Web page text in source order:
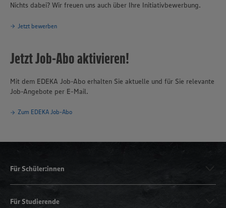
Nichts dabei? Wir freuen uns auch über Ihre Initiativbewerbung.
Jetzt bewerben
Jetzt Job-Abo aktivieren!
Mit dem EDEKA Job-Abo erhalten Sie aktuelle und für Sie relevante
Job-Angebote per E-Mail.
Zum EDEKA Job-Abo
Für Schüler:innen
Für Studierende